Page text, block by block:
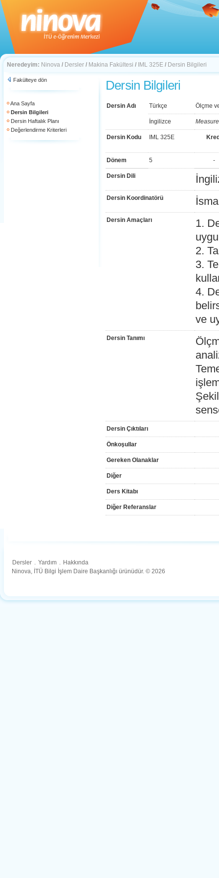
Neredeyim: Ninova / Dersler / Makina Fakültesi / IML 325E / Dersin Bilgileri
Fakülteye dön
Ana Sayfa
Dersin Bilgileri
Dersin Haftalık Planı
Değerlendirme Kriterleri
Dersin Bilgileri
Dersin Adı Türkçe Ölçme
İngilizce
Dersin Kodu IML 325E
Dönem 5 -
Dersin Dili
Dersin Koordinatörü
Dersin Amaçları
1.
2.
3.
4.
ve
Dersin Tanımı
Dersin Çıktıları
Önkoşullar
Gereken Olanaklar
Diğer
Ders Kitabı
Diğer Referanslar
Dersler . Yardım . Hakkında
Ninova, İTÜ Bilgi İşlem Daire Başkanlığı ürünüdür. © 2026